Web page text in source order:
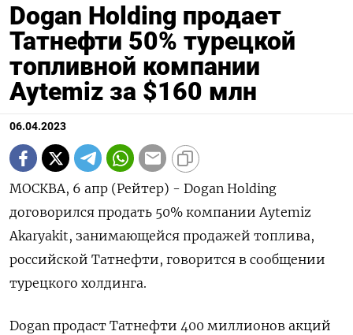
Dogan Holding продает
Татнефти 50% турецкой
топливной компании
Aytemiz за $160 млн
06.04.2023
МОСКВА, 6 апр (Рейтер) - Dogan Holding
договорился продать 50% компании Aytemiz
Akaryakit, занимающейся продажей топлива,
российской Татнефти, говорится в сообщении
турецкого холдинга.
Dogan продаст Татнефти 400 миллионов акций